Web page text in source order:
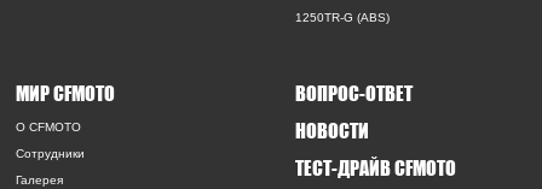
1250TR-G (ABS)
МИР CFMOTO
O CFMOTO
Сотрудники
Галерея
ВОПРОС-ОТВЕТ
НОВОСТИ
ТЕСТ-ДРАЙВ CFMOTO